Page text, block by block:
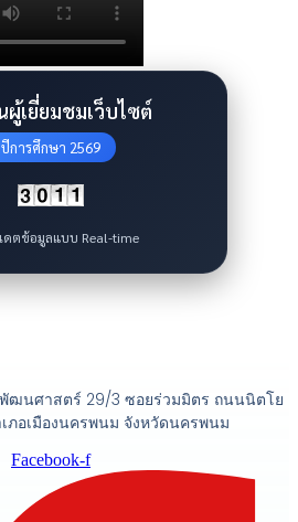
ผู้เยี่ยมชมเว็บไซต์
ปีการศึกษา 2569
ดตข้อมูลแบบ Real-time
ฒนศาสตร์ 29/3 ซอยร่วมมิตร ถนนนิตโย
ภอเมืองนครพนม จังหวัดนครพนม
Facebook-f